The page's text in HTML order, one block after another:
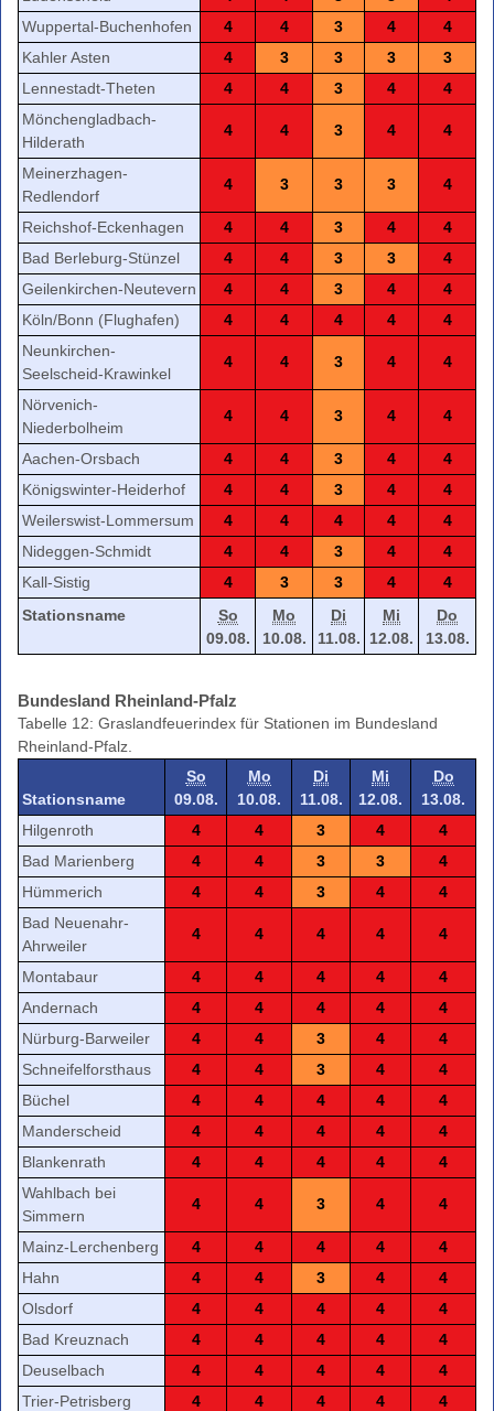
Wuppertal-Buchenhofen
4 4 3 4
4
Kahler Asten
4 3 3 3
3
Lennestadt-Theten
4 4 3 4
4
Mönchengladbach-
Hilderath
4 4 3 4 4
Meinerzhagen-
Redlendorf
4 3 3 3 4
Reichshof-Eckenhagen 4 4 3 4
4
Bad Berleburg-Stünzel
4 4 3 3
4
Geilenkirchen-Neutevern
4 4 3 4
4
Köln/Bonn (Flughafen)
4 4 4 4
4
Neunkirchen-
Seelscheid-Krawinkel
4 4 3 4 4
Nörvenich-
Niederbolheim
4 4 3 4 4
Aachen-Orsbach 4 4 3 4
4
Königswinter-Heiderhof
4 4 3 4
4
Weilerswist-Lommersum
4 4 4 4
4
Nideggen-Schmidt
4 4 3 4
4
Kall-Sistig
4 3 3 4
4
Stationsname
So
09.08.
Mo
10.08.
Di
11.08.
Mi
12.08.
Do
13.08.
Bundesland Rheinland-Pfalz
Tabelle 12: Graslandfeuerindex für Stationen im Bundesland
Rheinland-Pfalz.
Stationsname
So
09.08.
Mo
10.08.
Di
11.08.
Mi
12.08.
Do
13.08.
Hilgenroth
4 4 3 4
4
Bad Marienberg
4 4 3 3
4
Hümmerich
4 4 3 4
4
Bad Neuenahr-
Ahrweiler
4 4 4 4 4
Montabaur 4 4 4 4
4
Andernach
4 4 4 4
4
Nürburg-Barweiler
4 4 3 4
4
Schneifelforsthaus
4 4 3 4
4
Büchel
4 4 4 4
4
Manderscheid
4 4 4 4
4
Blankenrath
4 4 4 4
4
Wahlbach bei
Simmern
4 4 3 4 4
Mainz-Lerchenberg 4 4 4 4
4
Hahn
4 4 3 4
4
Olsdorf
4 4 4 4
4
Bad Kreuznach
4 4 4 4
4
Deuselbach
4 4 4 4
4
Trier-Petrisberg
4 4 4 4 4